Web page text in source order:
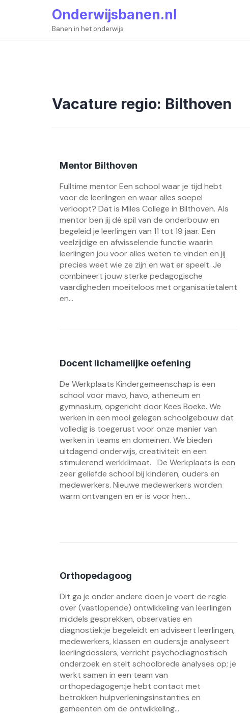
Onderwijsbanen.nl
Banen in het onderwijs
Vacature regio: Bilthoven
Mentor Bilthoven
Fulltime mentor Een school waar je tijd hebt
voor de leerlingen en waar alles soepel
verloopt? Dat is Miles College in Bilthoven. Als
mentor ben jij dé spil van de onderbouw en
begeleid je leerlingen van 11 tot 19 jaar. Een
veelzijdige en afwisselende functie waarin
leerlingen jou voor alles weten te vinden en jij
precies weet wie ze zijn en wat er speelt. Je
combineert jouw sterke pedagogische
vaardigheden moeiteloos met organisatietalent
en...
Docent lichamelijke oefening
De Werkplaats Kindergemeenschap is een
school voor mavo, havo, atheneum en
gymnasium, opgericht door Kees Boeke. We
werken in een mooi gelegen schoolgebouw dat
volledig is toegerust voor onze manier van
werken in teams en domeinen. We bieden
uitdagend onderwijs, creativiteit en een
stimulerend werkklimaat. De Werkplaats is een
zeer geliefde school bij kinderen, ouders en
medewerkers. Nieuwe medewerkers worden
warm ontvangen en er is voor hen...
Orthopedagoog
Dit ga je onder andere doen je voert de regie
over (vastlopende) ontwikkeling van leerlingen
middels gesprekken, observaties en
diagnostiek;je begeleidt en adviseert leerlingen,
medewerkers, klassen en ouders;je analyseert
leerlingdossiers, verricht psychodiagnostisch
onderzoek en stelt schoolbrede analyses op; je
werkt samen in een team van
orthopedagogen;je hebt contact met
betrokken hulpverleningsinstanties en
gemeenten om de ontwikkeling...